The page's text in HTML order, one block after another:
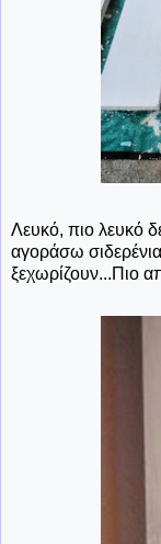
Λευκό, πιο λευκό
αγοράσω
ξεχωρίζουν...Πιο